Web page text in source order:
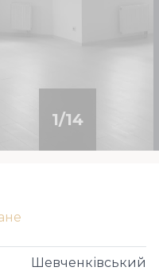
1/14
Шевченківський